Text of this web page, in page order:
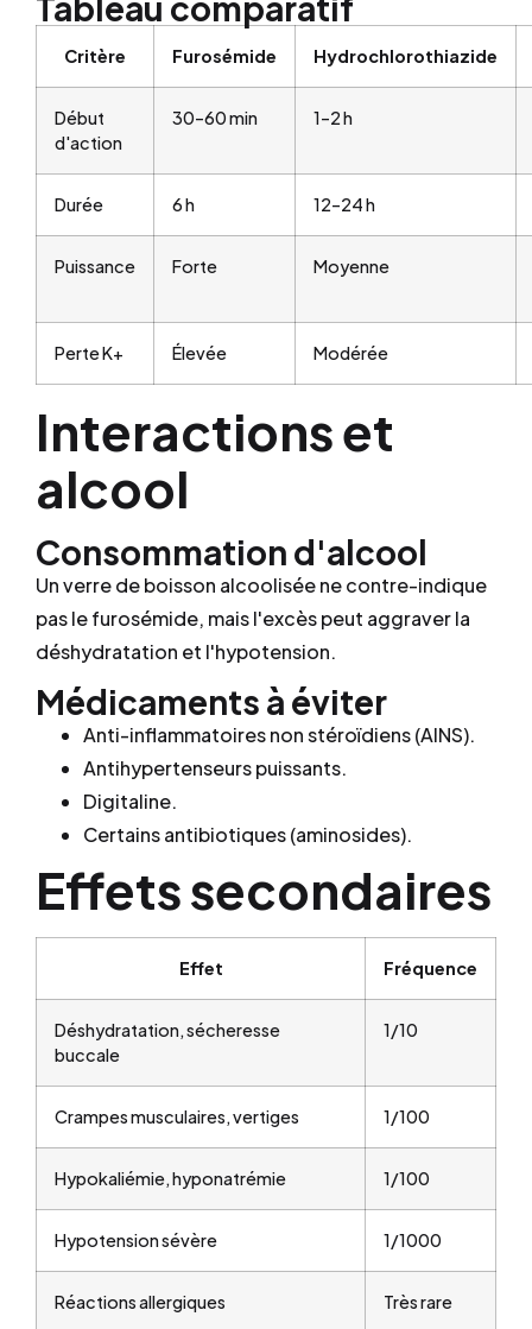
Critère Furosémide Hydrochlorothiazide
Début
d'action
30–60 min 1–2 h
Durée 6 h 12–24 h
Puissance Forte Moyenne
Perte K+ Élevée Modérée
Interactions et
alcool
Consommation d'alcool
Un verre de boisson alcoolisée ne contre-indique
pas le furosémide, mais l'excès peut aggraver la
déshydratation et l'hypotension.
Médicaments à éviter
Anti-inflammatoires non stéroïdiens (AINS).
Antihypertenseurs puissants.
Digitaline.
Certains antibiotiques (aminosides).
Effets secondaires
Effet Fréquence
Déshydratation, sécheresse
buccale
1/10
Crampes musculaires, vertiges 1/100
Hypokaliémie, hyponatrémie 1/100
Hypotension sévère 1/1000
Réactions allergiques Très rare